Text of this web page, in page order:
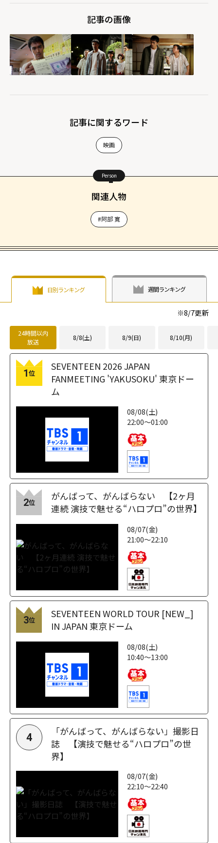
記事の画像
記事に関するワード
映画
Person
関連人物
#阿部 寛
日別ランキング 週間ランキング
※8/7更新
24時間以内
放送
8/8(土) 8/9(日) 8/10(月)
1位
SEVENTEEN 2026 JAPAN
FANMEETING 'YAKUSOKU' 東京ドー
ム
08/08(土)
22:00～01:00
2位
がんばって、がんばらない 【2ヶ月
連続 演技で魅せる“ハロプロ”の世界】
08/07(金)
21:00～22:10
3位
SEVENTEEN WORLD TOUR [NEW_]
IN JAPAN 東京ドーム
08/08(土)
10:40～13:00
4
「がんばって、がんばらない」撮影日
誌 【演技で魅せる“ハロプロ”の世
界】
08/07(金)
22:10～22:40